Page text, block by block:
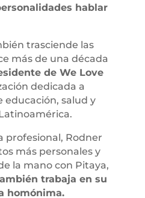
hablar
trasciende las
más de una década
de We Love
dedicada a
educación, salud y
profesional, Rodner
más personales y
la mano con Pitaya,
trabaja en su
homónima.